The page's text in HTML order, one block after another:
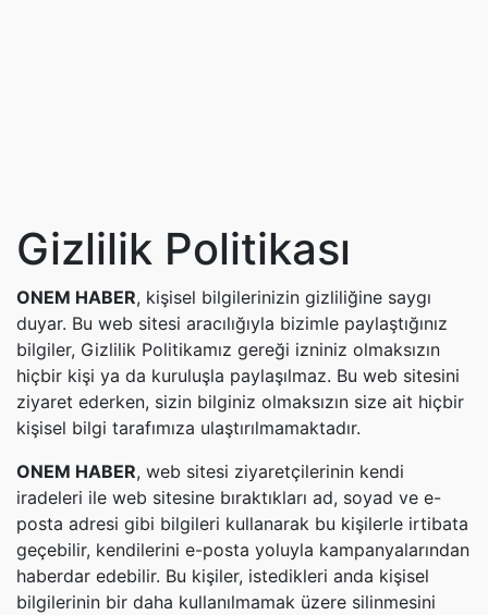
Gizlilik Politikası
ONEM HABER, kişisel bilgilerinizin gizliliğine saygı
duyar. Bu web sitesi aracılığıyla bizimle paylaştığınız
bilgiler, Gizlilik Politikamız gereği izniniz olmaksızın
hiçbir kişi ya da kuruluşla paylaşılmaz. Bu web sitesini
ziyaret ederken, sizin bilginiz olmaksızın size ait hiçbir
kişisel bilgi tarafımıza ulaştırılmamaktadır.
ONEM HABER, web sitesi ziyaretçilerinin kendi
iradeleri ile web sitesine bıraktıkları ad, soyad ve e-
posta adresi gibi bilgileri kullanarak bu kişilerle irtibata
geçebilir, kendilerini e-posta yoluyla kampanyalarından
haberdar edebilir. Bu kişiler, istedikleri anda kişisel
bilgilerinin bir daha kullanılmamak üzere silinmesini